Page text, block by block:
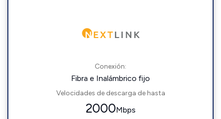
Conexión:
Fibra e Inalámbrico fijo
Velocidades de descarga de hasta
2000Mbps